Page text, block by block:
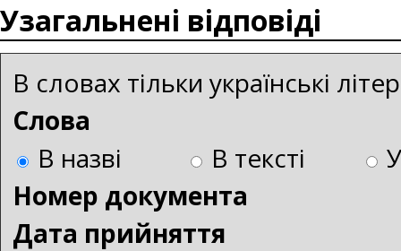
Узагальнені відповіді
В словах тільки українські
Слова
В назві
В тексті
Номер документа
Дата прийняття